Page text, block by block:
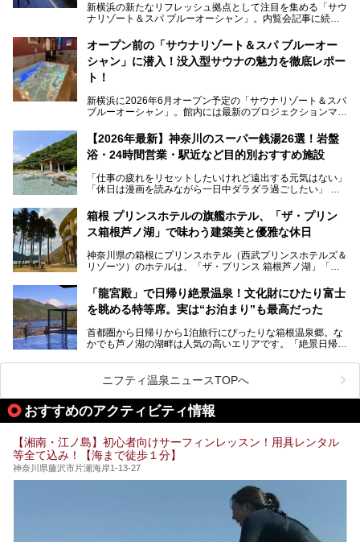
新横浜の新たなリフレッシュ拠点として注目を集める「サウ
ナリゾート＆スパ ブルーオーシャン」。内覧会記事に続
す。サウナや水風呂の気持ちよさはもちろん、リラックスス
ペースの過ごしやすさまで徹底チェック。新横浜エリアで日
常の疲れをリセットしたい人、ライブやスポーツ観戦遠征組
は必見です。
オープン前の「サウナリゾート＆スパ ブルーオー
シャン」に潜入！没入型サウナの魅力を徹底レポー
ト！
新横浜に2026年6月オープン予定の「サウナリゾート＆スパ
ブルーオーシャン」。館内には最新のプロジェクションマッ
的な“没入感（イマーシブ）”を体験できます。
今回は、そんな大注目の施設に一足先にお邪魔し、その全貌
を見学させていただきました！
サウナ室の中に咲き誇る桜、魚たちが泳ぐ水風呂、そしてバ
リのビーチを思わせる休憩スペース…。驚きの連続だった館
内の様子をレポートします！
【2026年最新】神奈川のスーパー銭湯26選！岩盤
浴・24時間営業・駅近など目的別おすすめ施設
「仕事の疲れをリセットしたいけれど遠出する元気はない」
「休日は漫画を読みながら一日中ダラダラ過ごしたい」
たい」
そんな「癒やされたい」という願いを叶えてくれるのが、神
神奈川県には、サウナや岩盤浴、一日中遊べるエンタメ施設
など、“非日常”を味わえるスーパー銭湯が数多く揃っていま
う」という人も多いはず。
そこで今回は、神奈川県内の人気施設26選を「安さ」「岩
業」「駅近」など、目的別に厳選して紹介します。
今の気分にぴったりの施設を見つけて、最高のリフレッシュ
箱根 プリンスホテルの旗艦ホテル、「ザ・プリン
ス箱根芦ノ湖」で味わう建築美と優雅な休日
神奈川県の箱根にプリンスホテル（西武プリンスホテルズ＆
リゾーツ）のホテルは、「ザ・プリンス 箱根芦ノ湖」「芦
「箱根仙石原プリンスホテル」と4軒あり、今回ご紹介する
「ザ・プリンス 箱根芦ノ湖」は、その中でもフラッグシッ
プ（旗艦）に位置づけられる特別なホテルです。
昭和の日本を代表する建築家の一人、村野藤吾が芦ノ湖の畔
に建てた桃源郷のようなホテルがここ。自家源泉の温泉や、
提供元：株式会社西武・プリンスホテルズワールドワイド
【PR】
この記事はザ・プリンス 箱根芦ノ湖のPR記事です。
「龍宮殿」で日帰り絶景温泉！文化財にひたり富士
を眺める特等席。実は“お泊まり”も最高だった
首都圏から日帰りから1泊旅行にぴったりな箱根温泉郷。な
かでも芦ノ湖の湖畔は人気の高いエリアです。「絶景日帰り
が楽しめるまさに眺望自慢の日帰り温泉。
そしてここは全24室の「箱根 芦ノ湖畔蛸川温泉 龍宮殿」と
して宿泊もできます。宿泊者は「龍宮殿本館」の営業時間に
加えて、朝6時からの宿泊者専用時間帯にも「龍宮殿本館」
のお風呂が利用できます。
今回は日帰り温泉としての「絶景日帰り温泉 龍宮殿本館
（以下、龍宮殿本館）」と、旅館としての「箱根 芦ノ湖畔
蛸川温泉 龍宮殿（以下、龍宮殿）」の両方の魅力をたっぷ
りお伝えします！
ここは箱根神社、九頭龍神社、白龍神社、箱根元宮と箱根の
4つの神社に囲まれたパワースポットです。
提供元：株式会社西武・プリンスホテルズワールドワイド
ニフティ温泉ニュースTOPへ
おすすめのアクティビティ情報
【湘南・江ノ島】初心者向けサーフィンレッスン！用具レンタル
等全て込み！【海まで徒歩１分】
神奈川県藤沢市片瀬海岸1-13-27